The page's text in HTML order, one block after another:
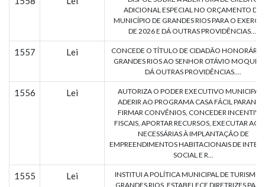
ADICIONAL ESPECIAL NO ORÇAMENTO DO
MUNICÍPIO DE GRANDES RIOS PARA O
DE 2026 E DÁ OUTRAS PROVIDÊNCIAS....
1557 Lei
CONCEDE O TÍTULO DE CIDADÃO
GRANDES RIOS AO SENHOR OTÁVIO
DÁ OUTRAS PROVIDÊNCIAS....
1556 Lei
AUTORIZA O PODER EXECUTIVO MUNICIPAL
ADERIR AO PROGRAMA CASA FÁCIL PARANÁ,
FIRMAR CONVÊNIOS, CONCEDER
FISCAIS, APORTAR RECURSOS, EXECUTAR
NECESSÁRIAS À IMPLANTAÇÃO DE
EMPREENDIMENTOS HABITACIONAIS DE
SOCIAL E R...
1555 Lei
INSTITUI A POLÍTICA MUNICIPAL DE TURISMO
GRANDES RIOS, ESTABELECE DIRETRIZES